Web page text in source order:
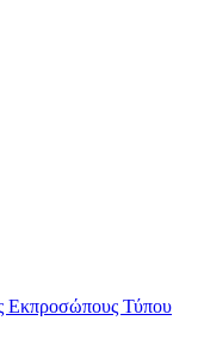
Εκπροσώπους Τύπου